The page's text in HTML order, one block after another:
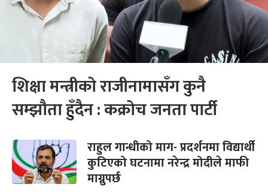
शिक्षा मन्त्रीको राजीनामासँग कुनै
सम्झौता हुँदैन : कक्रोच जनता पार्टी
राहुल गान्धीको माग- प्रदर्शनमा विद्यार्थी
कुटिएको घटनामा नरेन्द्र मोदीले माफी
माग्नुपर्छ